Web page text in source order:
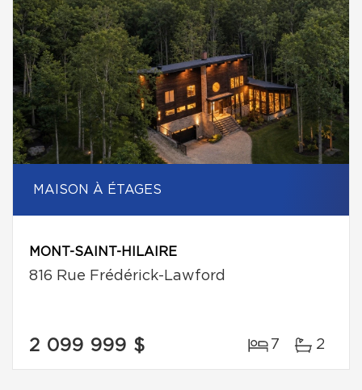
MAISON À ÉTAGES
MONT-SAINT-HILAIRE
816 Rue Frédérick-Lawford
2 099 999 $ 7 2